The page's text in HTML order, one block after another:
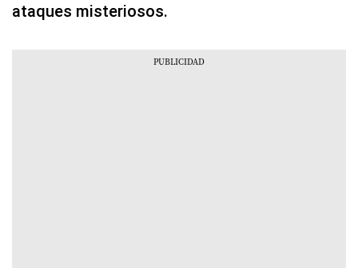
ataques misteriosos.